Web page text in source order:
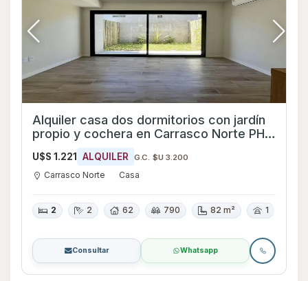
Alquiler casa dos dormitorios con jardín
propio y cochera en Carrasco Norte PH a
estrenar
U$S 1.221 ALQUILER G.C. $U 3.200
Carrasco Norte Casa
2 2 62 790 82 m² 1
Consultar Whatsapp